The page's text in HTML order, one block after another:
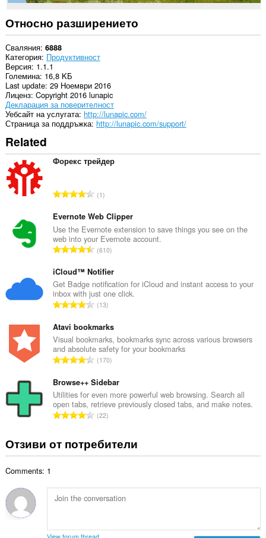
разделите
дейността
на
сърфиране.
Относно разширението
Сваляния 6888
Категория Продуктивност
Версия 1.1.1
Големина 16,8 KБ
Last update 29 Ноември 2016
Лиценз Copyright 2016 lunapic
Декларация за поверителност
Уебсайт на услугата http://lunapic.com/
Страница за поддръжка http://lunapic.com/support/
Related
Форекс трейдер
О
щ
б
р
о
о
ц
е
н
к
и
:
1
Evernote Web Clipper
Use the Evernote extension to save things you see on the
web into your Evernote account.
О
щ
б
р
о
о
ц
е
н
к
и
:
610
iCloud™ Notifier
Get Badge notification for iCloud and instant access to your
inbox with just one click.
О
щ
б
р
о
о
ц
е
н
и
:
13
Atavi bookmarks
Visual bookmarks, bookmarks sync across various browsers
and absolute safety for your bookmarks
О
щ
б
р
о
о
ц
к
и
170
Browse++ Sidebar
Utilities for even more powerful web browsing. Search all
open tabs, retrieve previously closed tabs, and make notes.
О
щ
б
й
о
н
22
Отзиви от потребители
Comments: 1